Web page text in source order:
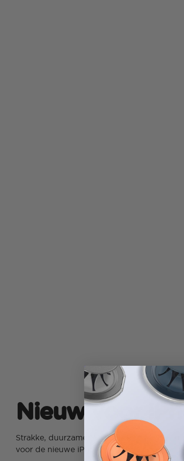
Nieuw voor
Strakke, duurzame MagSafe-hoesjes met
voor de nieuwe iPhone